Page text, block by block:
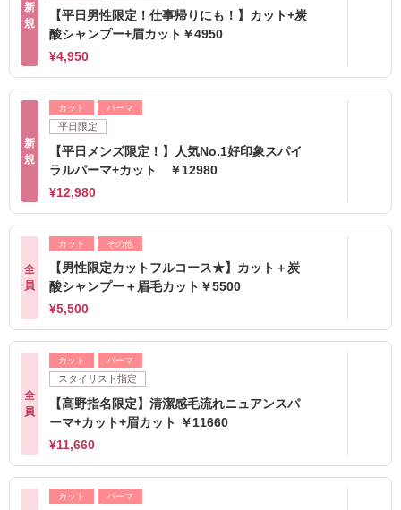
新
規
【平日男性限定！仕事帰りにも！】カット+炭
酸シャンプー+眉カット￥4950
¥4,950
新
規
カット パーマ
平日限定
【平日メンズ限定！】人気No.1好印象スパイ
ラルパーマ+カット ￥12980
¥12,980
全
員
カット その他
【男性限定カットフルコース★】カット＋炭
酸シャンプー＋眉毛カット￥5500
¥5,500
全
員
カット パーマ
スタイリスト指定
【高野指名限定】清潔感毛流れニュアンスパ
ーマ+カット+眉カット ￥11660
¥11,660
カット パーマ